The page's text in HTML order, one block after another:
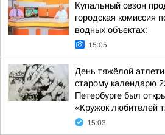
Купальный сезон
городская комиссия
водных объектах:
15:05
День тяжёлой
старому календарю
Петербурге был
«Кружок любителей
15:03